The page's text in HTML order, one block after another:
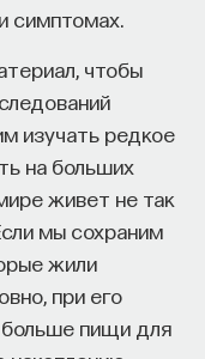
симптомах.
чтобы
изучать редкое
на больших
живет не так
мы сохраним
жили
при его
больше пищи для